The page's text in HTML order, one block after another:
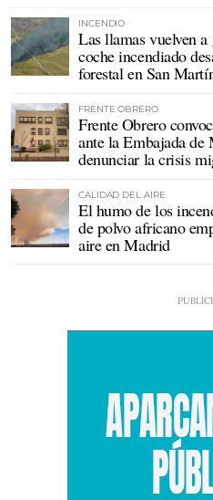
INCENDIO
Las llamas vuelven
coche incendiado
forestal en San
FRENTE OBRERO
Frente Obrero
ante la Embajada de
denunciar la crisis
CALIDAD DEL AIRE
El humo de los
de polvo africano
aire en Madrid